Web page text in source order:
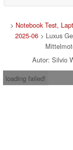
> Notebook Test,
2025-06> Luxus
Autor: Silvio
loading failed!